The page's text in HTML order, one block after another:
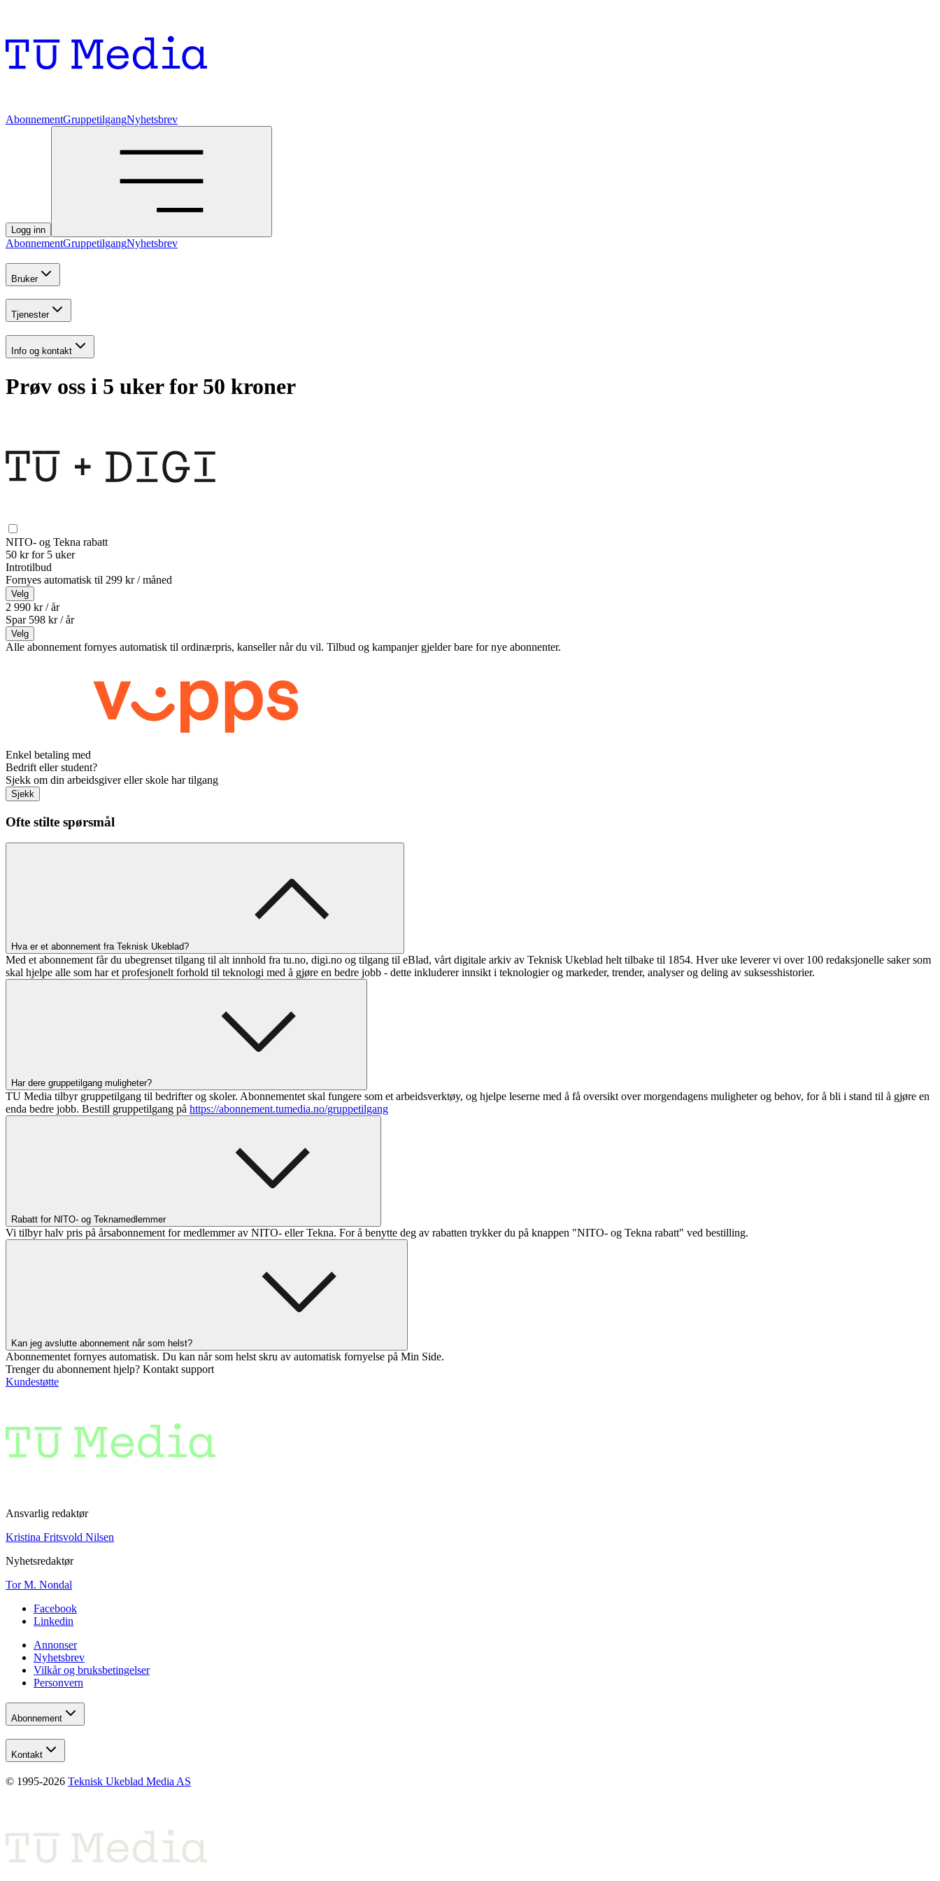
AbonnementGruppetilgangNyhetsbrev
Logg inn
AbonnementGruppetilgangNyhetsbrev
Bruker
Tjenester
Info og kontakt
Prøv oss i 5 uker for 50 kroner
NITO- og Tekna rabatt
50 kr for 5 uker
Introtilbud
Fornyes automatisk til 299 kr / måned
Velg
2 990 kr / år
Spar 598 kr /år
Velg
Alle abonnement fornyes automatisk til ordinærpris, kanseller når du vil. Tilbud og kampanjer gjelder bare for nye abonnenter.
Enkel betaling med
Bedrift eller student?
Sjekk om din arbeidsgiver eller skole har tilgang
Sjekk
Ofte stilte spørsmål
Hva er et abonnement fra Teknisk Ukeblad?
Med et abonnement får du ubegrenset tilgang til alt innhold fra tu.no, digi.no og tilgang til eBlad, vårt digitale arkiv av Teknisk Ukeblad helt tilbake til 1854. Hver uke leverer vi over 100 redaksjonelle saker som
skal hjelpe alle som har et profesjonelt forhold til teknologi med å gjøre en bedre jobb - dette inkluderer innsikt i teknologier og markeder, trender, analyser og deling av suksesshistorier.
Har dere gruppetilgang muligheter?
TU Media tilbyr gruppetilgang til bedrifter og skoler. Abonnementet skal fungere som et arbeidsverktøy, og hjelpe leserne med å få oversikt over morgendagens muligheter og behov, for å bli i stand til å gjøre en
enda bedre jobb. Bestill gruppetilgang på https://abonnement.tumedia.no/gruppetilgang
Rabatt for NITO- og Teknamedlemmer
Vi tilbyr halv pris på årsabonnement for medlemmer av NITO- eller Tekna. For å benytte deg av rabatten trykker du på knappen "NITO- og Tekna rabatt" ved bestilling.
Kan jeg avslutte abonnement når som helst?
Abonnementet fornyes automatisk. Du kan når som helst skru av automatisk fornyelse på Min Side.
Trenger du abonnement hjelp? Kontakt support
Kundestøtte
Ansvarlig redaktør
Kristina Fritsvold Nilsen
Nyhetsredaktør
Tor M. Nondal
Facebook
Linkedin
Annonser
Nyhetsbrev
Vilkår og bruksbetingelser
Personvern
Abonnement
Kontakt
© 1995-2026 Teknisk Ukeblad Media AS